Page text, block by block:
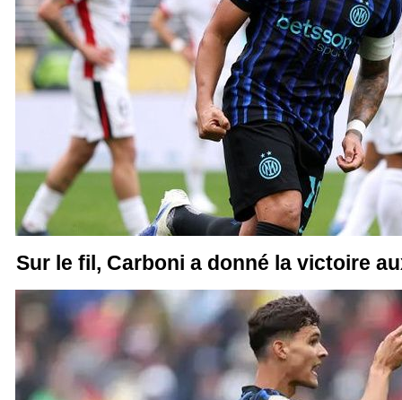
Sur le fil, Carboni a donné la victoire